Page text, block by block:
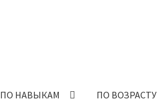
ПО НАВЫКАМ ПО ВОЗРАСТУ